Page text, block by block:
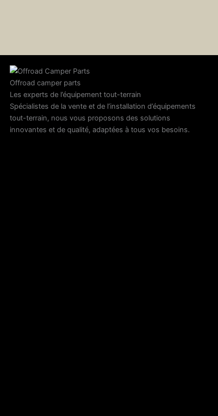
Offroad camper parts
Les experts de l’équipement tout-terrain
Spécialistes de la vente et de l’installation d’équipements
tout-terrain, nous vous proposons des solutions
innovantes et de qualité, adaptées à tous vos besoins.